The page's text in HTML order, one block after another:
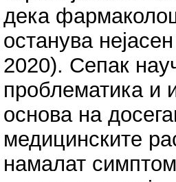
дека
останува
2020). Сепак
проблематика и
основа на
медицинските
намалат